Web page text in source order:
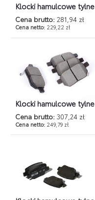
Klocki hamulcowe tylne
Cena brutto: 281,94 zł
Cena netto: 229,22 zł
Klocki hamulcowe tylne
Cena brutto: 307,24 zł
Cena netto: 249,79 zł